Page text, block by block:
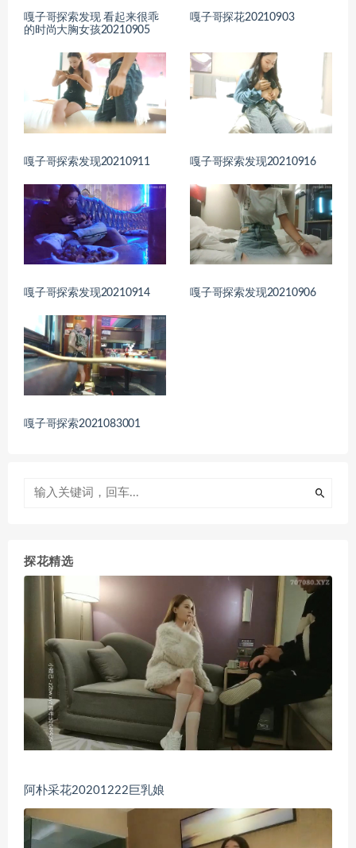
嘎子哥探索发现 看起来很乖
的时尚大胸女孩20210905
嘎子哥探花20210903
嘎子哥探索发现20210911 嘎子哥探索发现20210916
嘎子哥探索发现20210914 嘎子哥探索发现20210906
嘎子哥探索2021083001
探花精选
阿朴采花20201222巨乳娘